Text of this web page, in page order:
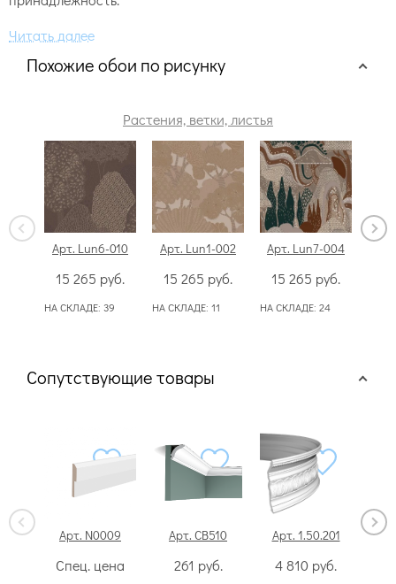
Похожие обои по рисунку
Растения, ветки, листья
Арт. Lun6-010
15 265 руб.
НА СКЛАДЕ: 39
Арт. Lun1-002
15 265 руб.
НА СКЛАДЕ: 11
Арт. Lun7-004
15 265 руб.
НА СКЛАДЕ: 24
Сопутствующие товары
Арт. N0009
Спец. цена
Арт. CB510
261 руб.
Арт. 1.50.201
4 810 руб.